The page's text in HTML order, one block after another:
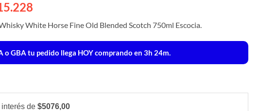
White Horse Fine Old Blended Scotch 750ml Escocia.
o GBA tu pedido llega HOYcomprando en 3h 24m.
interés de$5076,00